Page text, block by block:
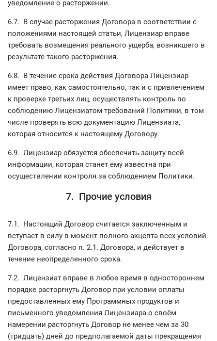
уведомление о расторжении.
6.7. В случае расторжения Договора в соответствии с
положениями настоящей статьи, Лицензиар вправе
требовать возмещения реального ущерба, возникшего в
результате такого расторжения.
6.8. В течение срока действия Договора Лицензиар
имеет право, как самостоятельно, так и с привлечением
к проверке третьих лиц, осуществлять контроль по
соблюдению Лицензиатом требований Политики, в том
числе проверять всю документацию Лицензиата,
которая относится к настоящему Договору.
6.9. Лицензиар обязуется обеспечить защиту всей
информации, которая станет ему известна при
осуществлении контроля за соблюдением Политики.
7. Прочие условия
7.1. Настоящий Договор считается заключенным и
вступает в силу в момент полного акцепта всех условий
Договора, согласно п. 2.1. Договора, и действует в
течение неопределенного срока.
7.2. Лицензиат вправе в любое время в одностороннем
порядке расторгнуть Договор при условии оплаты
предоставленных ему Программных продуктов и
письменного уведомления Лицензиара о своём
намерении расторгнуть Договор не менее чем за 30
(тридцать) дней до предполагаемой даты прекращения